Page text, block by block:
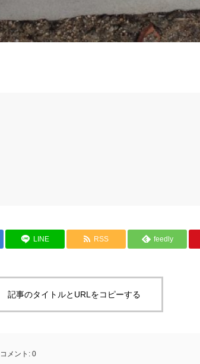
LINE RSS feedly
記事のタイトルとURLをコピーする
コメント: 0